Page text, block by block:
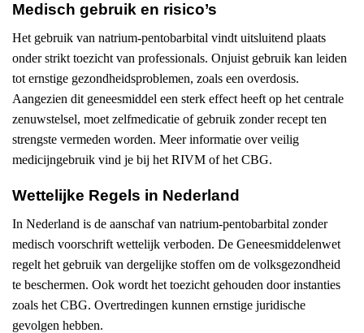
Medisch gebruik en risico’s
Het gebruik van natrium-pentobarbital vindt uitsluitend plaats
onder strikt toezicht van professionals. Onjuist gebruik kan leiden
tot ernstige gezondheidsproblemen, zoals een overdosis.
Aangezien dit geneesmiddel een sterk effect heeft op het centrale
zenuwstelsel, moet zelfmedicatie of gebruik zonder recept ten
strengste vermeden worden. Meer informatie over veilig
medicijngebruik vind je bij het RIVM of het CBG.
Wettelijke Regels in Nederland
In Nederland is de aanschaf van natrium-pentobarbital zonder
medisch voorschrift wettelijk verboden. De Geneesmiddelenwet
regelt het gebruik van dergelijke stoffen om de volksgezondheid
te beschermen. Ook wordt het toezicht gehouden door instanties
zoals het CBG. Overtredingen kunnen ernstige juridische
gevolgen hebben.